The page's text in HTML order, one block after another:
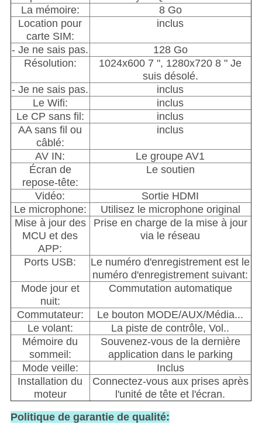
La mémoire:
8 Go
Location pour
carte SIM:
inclus
- Je ne sais pas.
128 Go
Résolution:
1024x600 7 ", 1280x720 8 " Je
suis désolé.
- Je ne sais pas.
inclus
Le Wifi:
inclus
Le CP sans fil:
inclus
AA sans fil ou
câblé:
inclus
AV IN:
Le groupe AV1
Écran de
repose-tête:
Le soutien
Vidéo:
Sortie HDMI
Le microphone:
Utilisez le microphone original
Mise à jour des
MCU et des
APP:
Prise en charge de la mise à jour
via le réseau
Ports USB:
Le numéro d'enregistrement est le
numéro d'enregistrement suivant:
Mode jour et
nuit:
Commutation automatique
Commutateur:
Le bouton MODE/AUX/Média...
Le volant:
La piste de contrôle, Vol..
Mémoire du
sommeil:
Souvenez-vous de la dernière
application dans le parking
Mode veille:
Inclus
Installation du
moteur
Connectez-vous aux prises après
l'unité de tête et l'écran.
Politique de garantie de qualité: